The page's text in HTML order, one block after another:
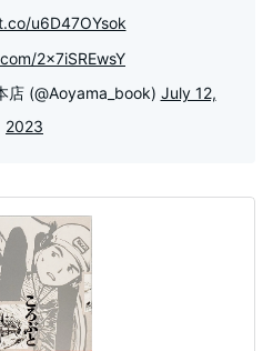
u6D47OYsok
2x7iSREwsY
(@Aoyama_book) July 12,
2023